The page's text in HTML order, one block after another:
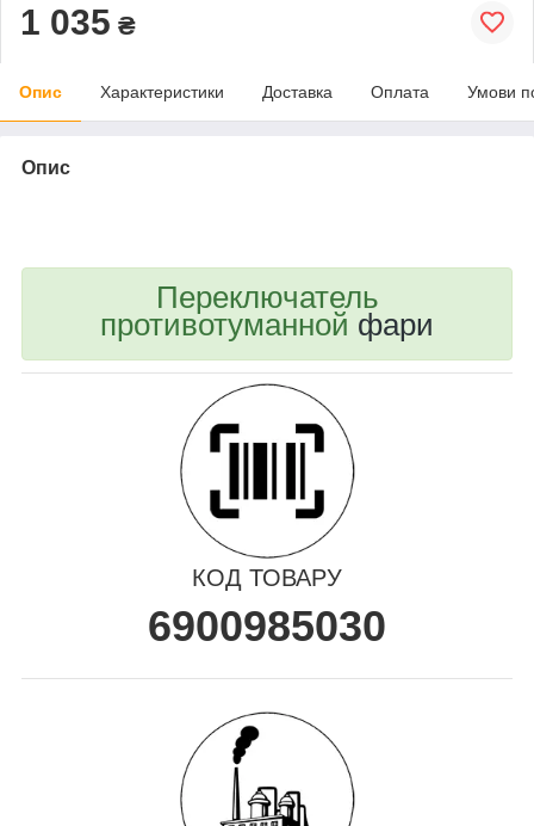
1 035 ₴
Опис Характеристики Доставка Оплата Умови
Опис
Переключатель
противотуманной фари
КОД ТОВАРУ
6900985030